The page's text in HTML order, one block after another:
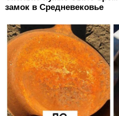
замок в Средневековье